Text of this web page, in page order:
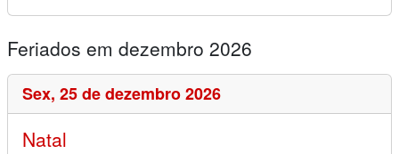
Feriados em dezembro 2026
Sex, 25 de dezembro 2026
Natal